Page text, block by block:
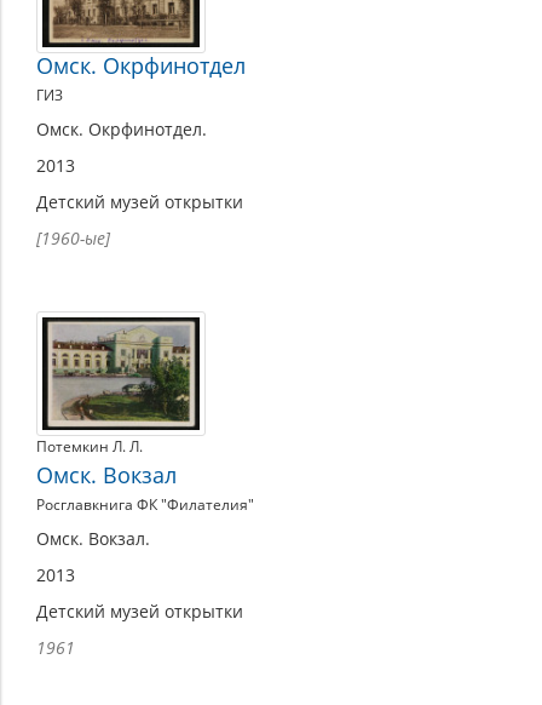
Омск. Окрфинотдел
ГИЗ
Омск. Окрфинотдел.
2013
Детский музей открытки
[1960-ые]
Потемкин Л. Л.
Омск. Вокзал
Росглавкнига ФК "Филателия"
Омск. Вокзал.
2013
Детский музей открытки
1961